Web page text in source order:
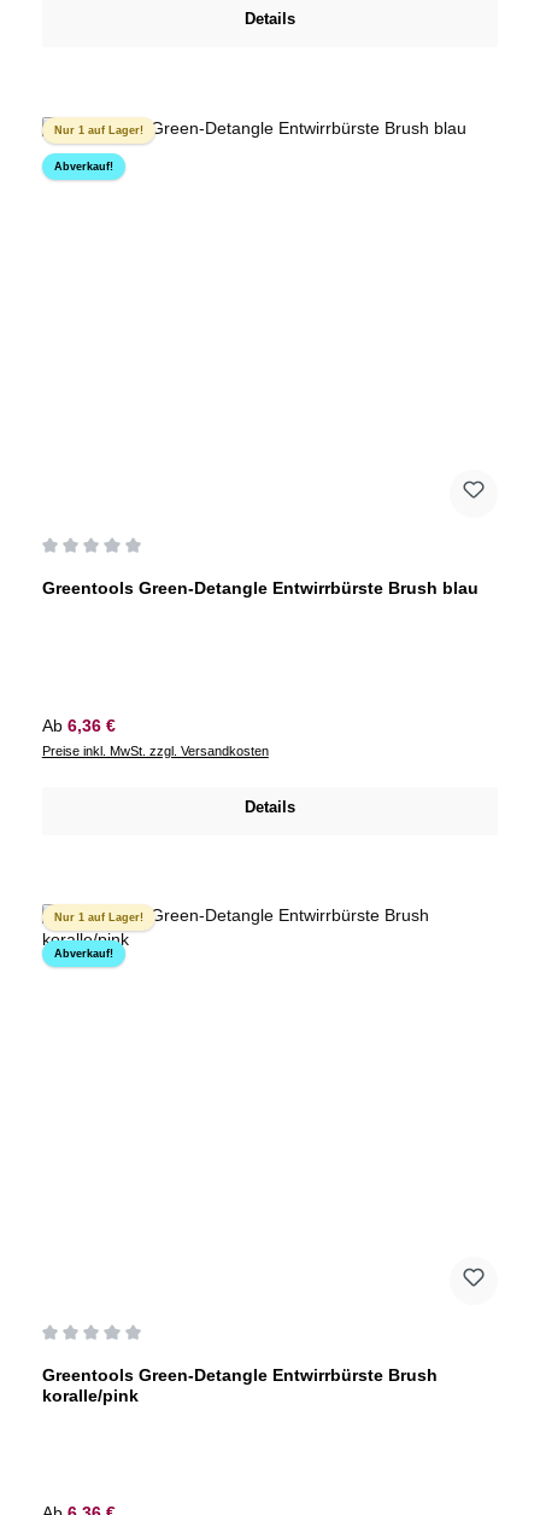
Details
Nur 1 auf Lager!
Abverkauf!
Greentools Green-Detangle Entwirrbürste Brush blau
Regulärer Preis:
Ab 6,36 €
Preise inkl. MwSt. zzgl. Versandkosten
Details
Nur 1 auf Lager!
Abverkauf!
Greentools Green-Detangle Entwirrbürste Brush
koralle/pink